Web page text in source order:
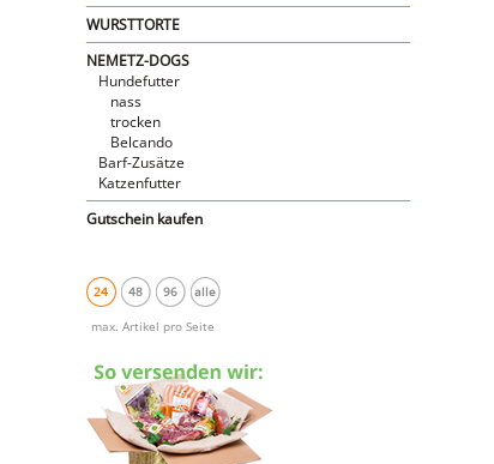
WURSTTORTE
NEMETZ-DOGS
Hundefutter
nass
trocken
Belcando
Barf-Zusätze
Katzenfutter
Gutschein kaufen
24 48 96 alle
max. Artikel pro Seite